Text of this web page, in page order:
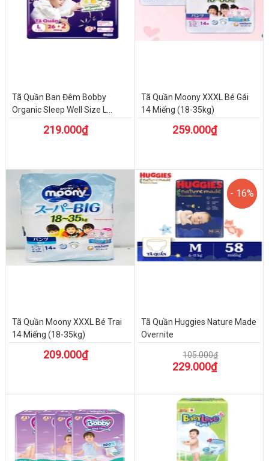
Tã Quần Ban Đêm Bobby
Organic Sleep Well Size L...
219.000₫
Tã Quần Moony XXXL Bé Gái
14 Miếng (18-35kg)
259.000₫
Tã Quần Moony XXXL Bé Trai
14 Miếng (18-35kg)
209.000₫
- 16%
Tã Quần Huggies Nature Made
Overnite
105.000₫
229.000₫
- 16%